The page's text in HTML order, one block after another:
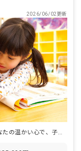
2026/06/02更新
一人ひとりの個性を大切に。あなたの温かい心で、子どもたちの未来を育みませんか？